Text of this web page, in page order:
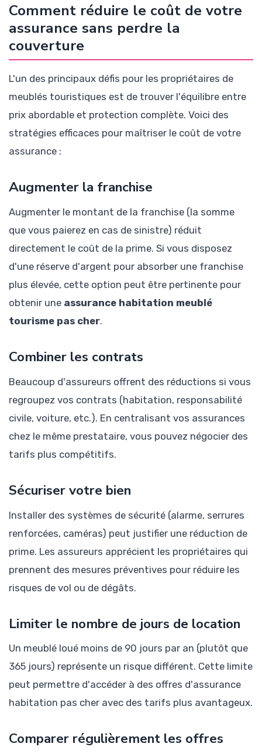
Comment réduire le coût de votre
assurance sans perdre la
couverture
L'un des principaux défis pour les propriétaires de
meublés touristiques est de trouver l'équilibre entre
prix abordable et protection complète. Voici des
stratégies efficaces pour maîtriser le coût de votre
assurance :
Augmenter la franchise
Augmenter le montant de la franchise (la somme
que vous paierez en cas de sinistre) réduit
directement le coût de la prime. Si vous disposez
d'une réserve d'argent pour absorber une franchise
plus élevée, cette option peut être pertinente pour
obtenir une assurance habitation meublé
tourisme pas cher.
Combiner les contrats
Beaucoup d'assureurs offrent des réductions si vous
regroupez vos contrats (habitation, responsabilité
civile, voiture, etc.). En centralisant vos assurances
chez le même prestataire, vous pouvez négocier des
tarifs plus compétitifs.
Sécuriser votre bien
Installer des systèmes de sécurité (alarme, serrures
renforcées, caméras) peut justifier une réduction de
prime. Les assureurs apprécient les propriétaires qui
prennent des mesures préventives pour réduire les
risques de vol ou de dégâts.
Limiter le nombre de jours de location
Un meublé loué moins de 90 jours par an (plutôt que
365 jours) représente un risque différent. Cette limite
peut permettre d'accéder à des offres d'assurance
habitation pas cher avec des tarifs plus avantageux.
Comparer régulièrement les offres